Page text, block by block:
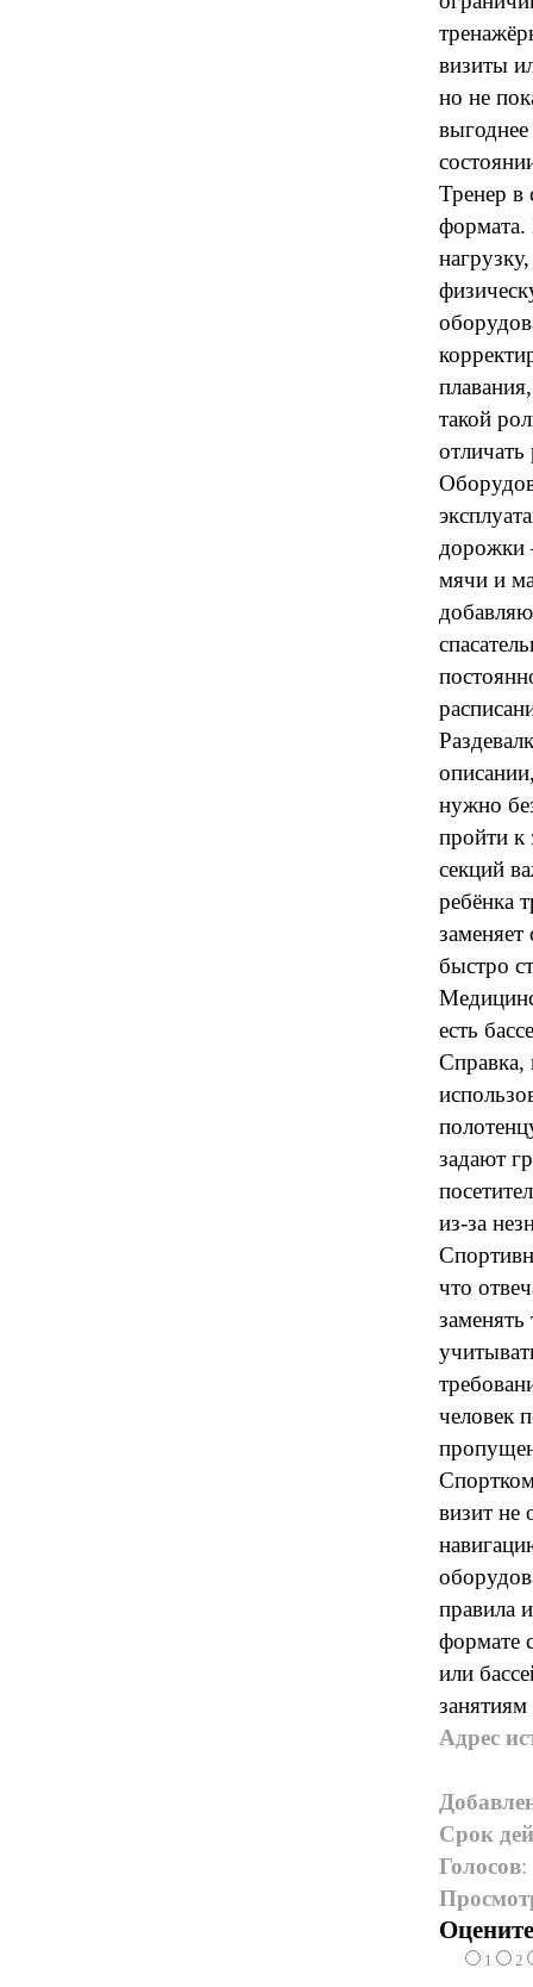
визиты
но не
выгоднее
Тренер в
формата.
такой
дорожки
мячи и
нужно
пройти к
секций
ребёнка
быстро
есть
Справка,
задают
из-за
что
человек
визит не
правила
формате
или
Адрес
Срок
Голосов:
1 2